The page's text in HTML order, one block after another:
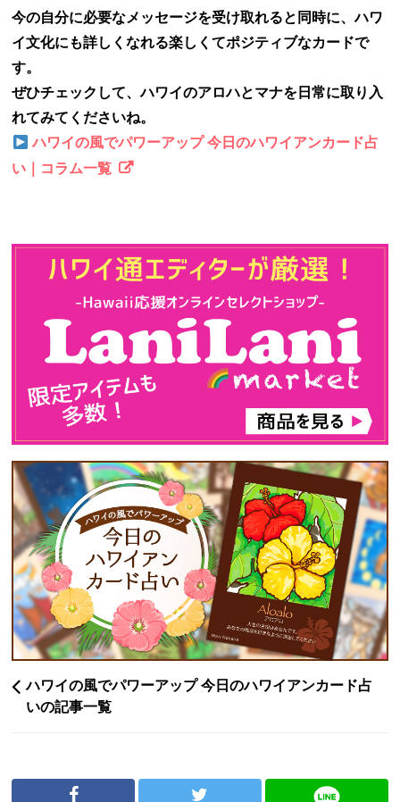
今の自分に必要なメッセージを受け取れると同時に、ハワ
イ文化にも詳しくなれる楽しくてポジティブなカードで
す。
ぜひチェックして、ハワイのアロハとマナを日常に取り入
れてみてくださいね。
ハワイの風でパワーアップ 今日のハワイアンカード占
い｜コラム一覧
ハワイの風でパワーアップ 今日のハワイアンカード占
いの記事一覧